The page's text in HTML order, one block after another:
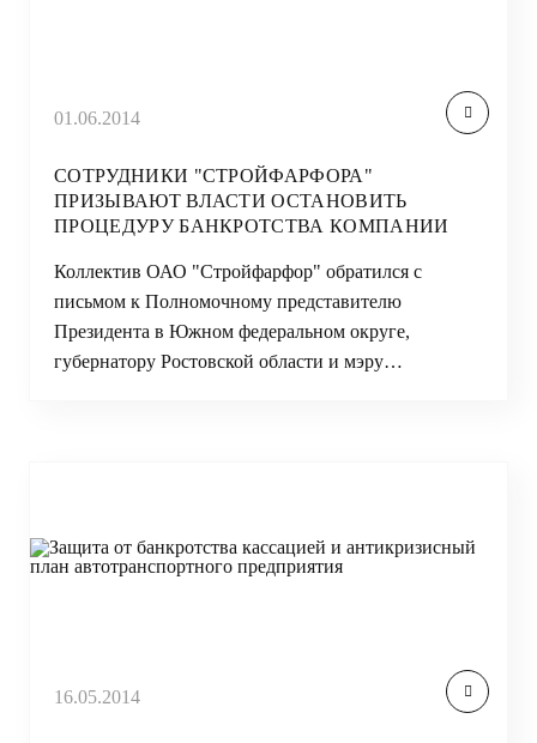
01.06.2014
СОТРУДНИКИ "СТРОЙФАРФОРА"
ПРИЗЫВАЮТ ВЛАСТИ ОСТАНОВИТЬ
ПРОЦЕДУРУ БАНКРОТСТВА КОМПАНИИ
Коллектив ОАО "Стройфарфор" обратился с
письмом к Полномочному представителю
Президента в Южном федеральном округе,
губернатору Ростовской области и мэру…
16.05.2014